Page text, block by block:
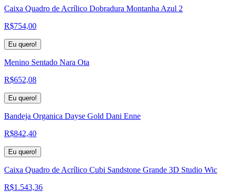
Caixa Quadro de Acrílico Dobradura Montanha Azul 2
R$754,00
Eu quero!
Menino Sentado Nara Ota
R$652,08
Eu quero!
Bandeja Organica Dayse Gold Dani Enne
R$842,40
Eu quero!
Caixa Quadro de Acrílico Cubi Sandstone Grande 3D Studio Wic
R$1.543,36